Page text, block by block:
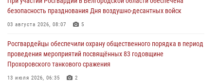
Подвиги героев‑росгвардейцев увековечили в новой музейной
экспозиции белгородского музея‑диорамы «Курская битва.
06 августа 2026, 12:05 3
В Белгороде росгвардейцы проверяют готовность спортивных школ
областного центра к новому учебному году
безопасность празднования Дня воздушно-десантных войск
03 августа 2026, 08:07 5
Росгвардейцы обеспечили охрану общественного порядка в период
проведения мероприятий посвящённых 83 годовщине
Прохоровского танкового сражения
13 июля 2026, 06:35 2